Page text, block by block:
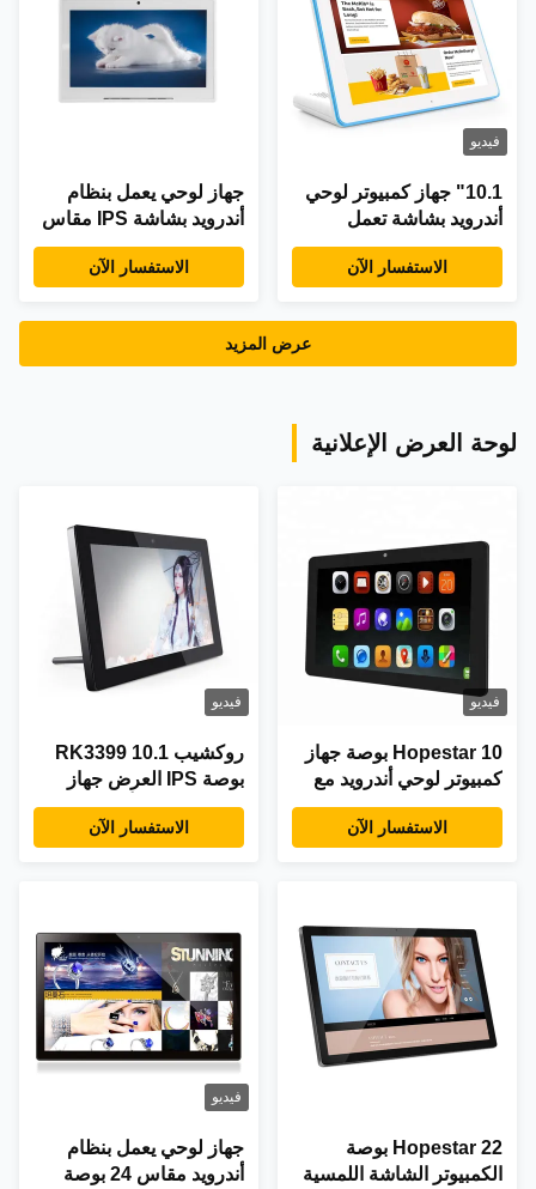
فيديو
10.1" جهاز كمبيوتر لوحي
أندرويد بشاشة تعمل
باللمس IPS مع قارئ NFC
RFID و LED Light Bar
الاستفسار الآن
جهاز لوحي يعمل بنظام
أندرويد بشاشة IPS مقاس
7 بوصة مع خيار RJ45
ومعالج رباعي النواة
الاستفسار الآن
عرض المزيد
لوحة العرض الإعلانية
فيديو
Hopestar 10 بوصة جهاز
كمبيوتر لوحي أندرويد مع
1.5GHz معالج Octa-Core
10-Point Capacitive
الاستفسار الآن
فيديو
روكشيب RK3399 10.1
بوصة IPS العرض جهاز
كمبيوتر لوحي أندرويد مع
التلامس المتعدد السعة
الاستفسار الآن
Hopestar 22 بوصة
الكمبيوتر الشاشة اللمسية
فيديو
جهاز لوحي يعمل بنظام
أندرويد مقاس 24 بوصة